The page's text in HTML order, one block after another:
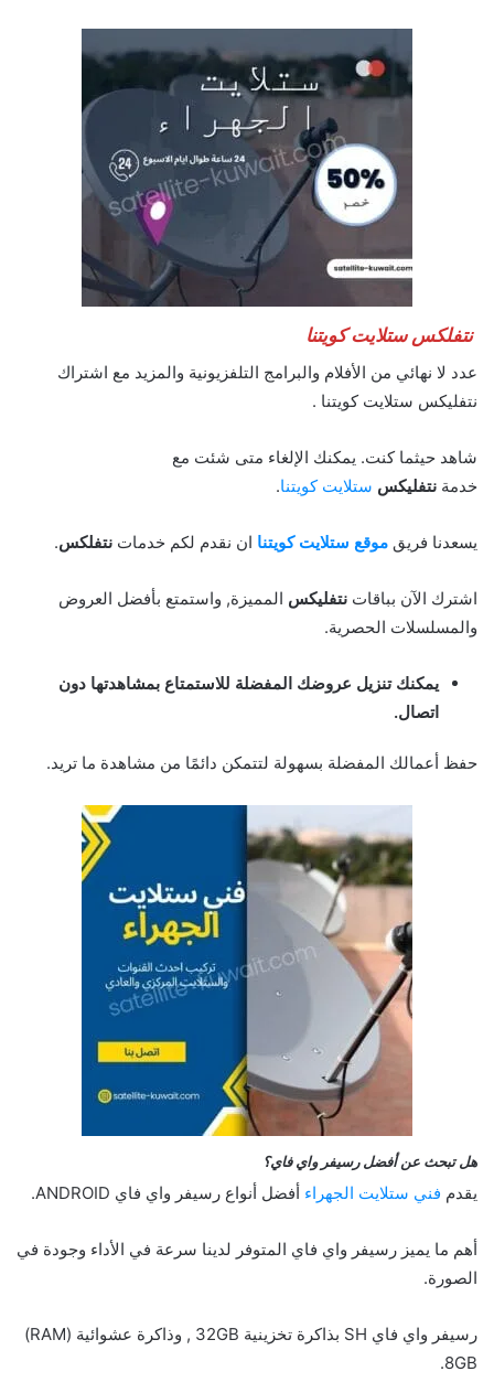
نتفلكس ستلايت كويتنا
عدد لا نهائي من الأفلام والبرامج التلفزيونية والمزيد مع اشتراك
نتفليكس ستلايت كويتنا .
شاهد حيثما كنت. يمكنك الإلغاء متى شئت مع
خدمة نتفليكس ستلايت كويتنا.
يسعدنا فريق موقع ستلايت كويتنا ان نقدم لكم خدمات نتفلكس.
اشترك الآن بباقات نتفليكس المميزة, واستمتع بأفضل العروض
والمسلسلات الحصرية.
يمكنك تنزيل عروضك المفضلة للاستمتاع بمشاهدتها دون
اتصال.
حفظ أعمالك المفضلة بسهولة لتتمكن دائمًا من مشاهدة ما تريد.
هل تبحث عن أفضل رسيفر واي فاي؟
يقدم فني ستلايت الجهراء أفضل أنواع رسيفر واي فاي ANDROID.
أهم ما يميز رسيفر واي فاي المتوفر لدينا سرعة في الأداء وجودة في
الصورة.
رسيفر واي فاي SH بذاكرة تخزينية 32GB , وذاكرة عشوائية (RAM)
8GB.